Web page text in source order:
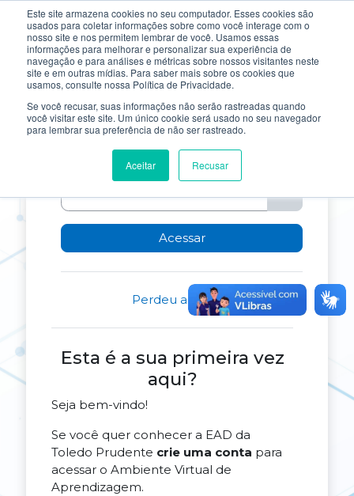
Este site armazena cookies no seu computador. Esses cookies são
usados ​​para coletar informações sobre como você interage com o
nosso site e nos permitem lembrar de você. Usamos essas
informações para melhorar e personalizar sua experiência de
navegação e para análises e métricas sobre nossos visitantes neste
site e em outras mídias. Para saber mais sobre os cookies que
usamos, consulte nossa Política de Privacidade.
Se você recusar, suas informações não serão rastreadas quando
você visitar este site. Um único cookie será usado no seu navegador
para lembrar sua preferência de não ser rastreado.
Aceitar Recusar
Ir para o conteúdo principal
Acesso a
Identificação de usuário
Acessar
Perdeu a senha?
Esta é a sua primeira vez
aqui?
Seja bem-vindo!
Se você quer conhecer a EAD da
Toledo Prudente crie uma conta para
acessar o Ambiente Virtual de
Aprendizagem.